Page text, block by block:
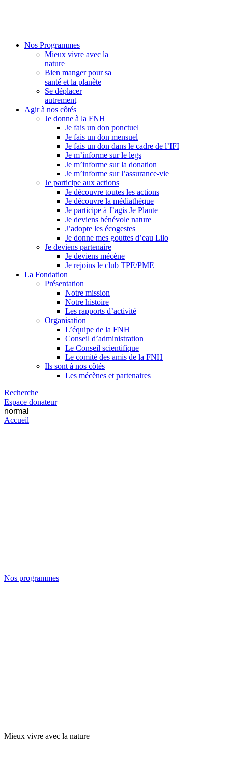
Nos Programmes
Mieux vivre avec la
nature
Bien manger pour sa
santé et la planète
Se déplacer
autrement
Agir à nos côtés
Je donne à la FNH
Je fais un don ponctuel
Je fais un don mensuel
Je fais un don dans le cadre de l’IFI
Je m’informe sur le legs
Je m’informe sur la donation
Je m’informe sur l’assurance-vie
Je participe aux actions
Je découvre toutes les actions
Je découvre la médiathèque
Je participe à J’agis Je Plante
Je deviens bénévole nature
J’adopte les écogestes
Je donne mes gouttes d’eau Lilo
Je deviens partenaire
Je deviens mécène
Je rejoins le club TPE/PME
La Fondation
Présentation
Notre mission
Notre histoire
Les rapports d’activité
Organisation
L’équipe de la FNH
Conseil d’administration
Le Conseil scientifique
Le comité des amis de la FNH
Ils sont à nos côtés
Les mécènes et partenaires
Recherche
Espace donateur
normal
Accueil
Nos programmes
Mieux vivre avec la nature